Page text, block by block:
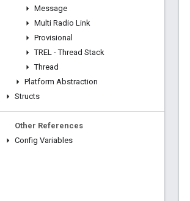
Message
Multi Radio Link
Provisional
TREL - Thread Stack
Thread
Platform Abstraction
Structs
Other References
Config Variables